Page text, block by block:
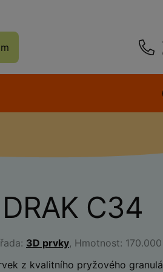
C34
3D prvky, Hmotnost:
z kvalitního pryžového